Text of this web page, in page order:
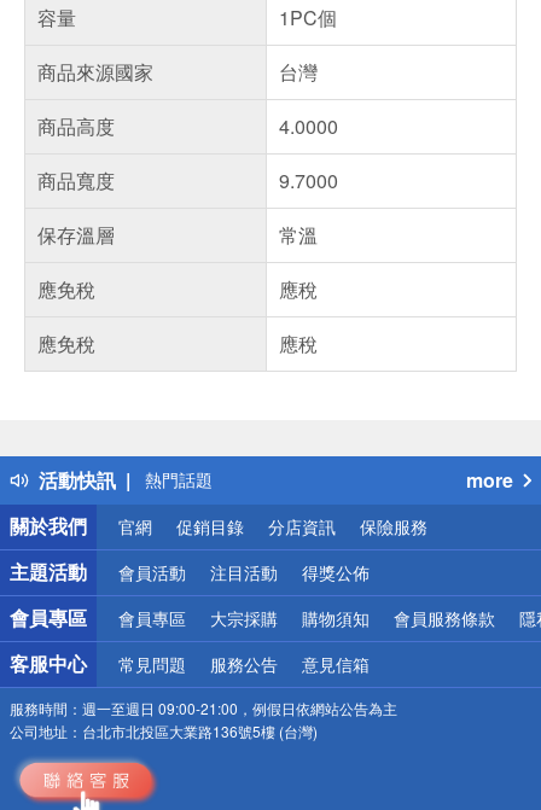
容量
1PC個
商品來源國家
台灣
商品高度
4.0000
商品寬度
9.7000
保存溫層
常溫
應免稅
應稅
應免稅
應稅
活動快訊
得獎公告
熱門話題
銀行優惠
偏遠地區配送
詐騙網頁！請小心！
more
關於我們
官網 促銷目錄 分店資訊 保險服務
主題活動 會員活動 注目活動 得獎公佈
會員專區 會員專區 大宗採購 購物須知 會員服務條款 隱
客服中心 常見問題 服務公告 意見信箱
服務時間： 週一至週日 09:00-21:00，例假日依網站公告為主
公司地址： 台北市北投區大業路136號5樓 (台灣)